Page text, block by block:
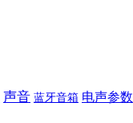
声音 蓝牙音箱 电声参数